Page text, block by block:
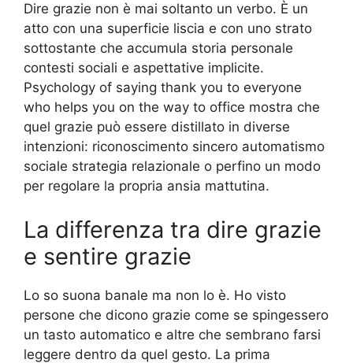
Dire grazie non è mai soltanto un verbo. È un
atto con una superficie liscia e con uno strato
sottostante che accumula storia personale
contesti sociali e aspettative implicite.
Psychology of saying thank you to everyone
who helps you on the way to office mostra che
quel grazie può essere distillato in diverse
intenzioni: riconoscimento sincero automatismo
sociale strategia relazionale o perfino un modo
per regolare la propria ansia mattutina.
La differenza tra dire grazie
e sentire grazie
Lo so suona banale ma non lo è. Ho visto
persone che dicono grazie come se spingessero
un tasto automatico e altre che sembrano farsi
leggere dentro da quel gesto. La prima